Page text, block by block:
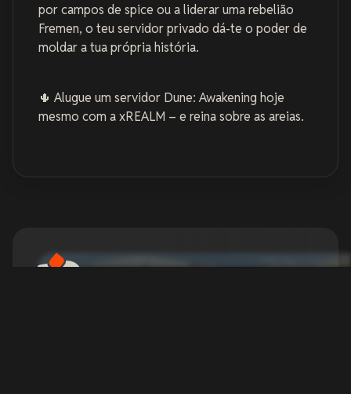
por campos de spice ou a liderar uma rebelião
Fremen, o teu servidor privado dá-te o poder de
moldar a tua própria história.
🌵 Alugue um servidor Dune: Awakening hoje
mesmo com a xREALM – e reina sobre as areias.